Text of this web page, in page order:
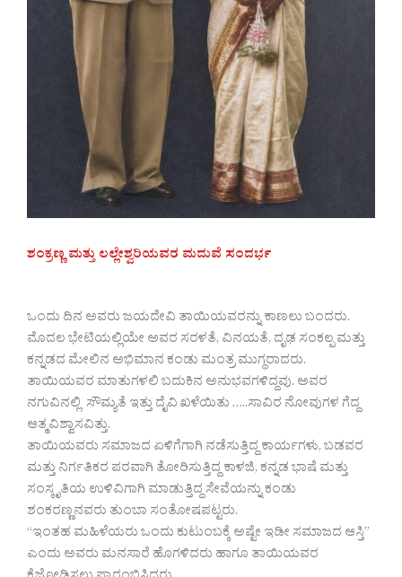
ಶಂಕ್ರಣ್ಣ ಮತ್ತು ಲಲ್ಲೇಶ್ವರಿಯವರ ಮದುವೆ ಸಂದರ್ಭ
ಒಂದು ದಿನ ಅವರು ಜಯದೇವಿ ತಾಯಿಯವರನ್ನು ಕಾಣಲು ಬಂದರು.
ಮೊದಲ ಭೇಟಿಯಲ್ಲಿಯೇ ಅವರ ಸರಳತೆ, ವಿನಯತೆ, ದೃಢ ಸಂಕಲ್ಪ ಮತ್ತು
ಕನ್ನಡದ ಮೇಲಿನ ಅಭಿಮಾನ ಕಂಡು ಮಂತ್ರ ಮುಗ್ಧರಾದರು.
ತಾಯಿಯವರ ಮಾತುಗಳಲಿ ಬದುಕಿನ ಅನುಭವಗಳಿದ್ದವು. ಅವರ
ನಗುವಿನಲ್ಲಿ ಸೌಮ್ಯತೆ ಇತ್ತು ದೈವಿ ಖಳೆಯಿತು …..ಸಾವಿರ ನೋವುಗಳ ಗೆದ್ದ
ಆತ್ಮವಿಶ್ವಾಸವಿತ್ತು.
ತಾಯಿಯವರು ಸಮಾಜದ ಏಳಿಗೆಗಾಗಿ ನಡೆಸುತ್ತಿದ್ದ ಕಾರ್ಯಗಳು, ಬಡವರ
ಮತ್ತು ನಿರ್ಗತಿಕರ ಪರವಾಗಿ ತೋರಿಸುತ್ತಿದ್ದ ಕಾಳಜಿ, ಕನ್ನಡ ಭಾಷೆ ಮತ್ತು
ಸಂಸ್ಕೃತಿಯ ಉಳಿವಿಗಾಗಿ ಮಾಡುತ್ತಿದ್ದ ಸೇವೆಯನ್ನು ಕಂಡು
ಶಂಕರಣ್ಣನವರು ತುಂಬಾ ಸಂತೋಷಪಟ್ಟರು.
“ಇಂತಹ ಮಹಿಳೆಯರು ಒಂದು ಕುಟುಂಬಕ್ಕೆ‌ ಅಷ್ಟೇ ಇಡೀ ಸಮಾಜದ ಆಸ್ತಿ”
ಎಂದು ಅವರು ಮನಸಾರೆ ಹೊಗಳಿದರು ಹಾಗೂ ತಾಯಿಯವರ